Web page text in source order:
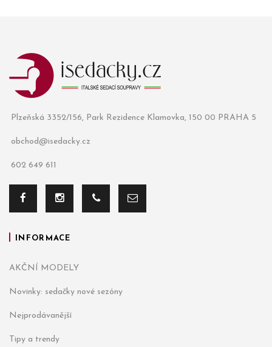
Plzeňská 3352/156, Park Rezidence Klamovka, 150 00 PRAHA 5
obchod@isedacky.cz
602 649 611
INFORMACE
AKČNÍ MODELY
Novinky: sedačky nové sezóny
Nejprodávanější
Tipy a trendy